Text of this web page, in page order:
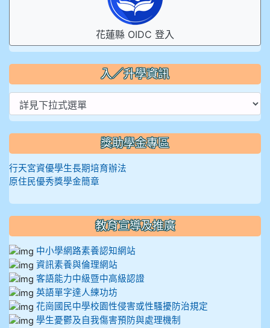
花蓮縣 OIDC 登入
入／升學資訊
獎助學金專區
行天宮資優學生長期培育辦法
原住民優秀獎學金簡章
教育宣導及推廣
中小學網路素養認知網站
資訊素養與倫理網站
客語能力中級暨中高級認證
英語單字達人練功坊
花崗國民中學校園性侵害或性騷擾防治規定
學生憂鬱及自我傷害預防與處理機制